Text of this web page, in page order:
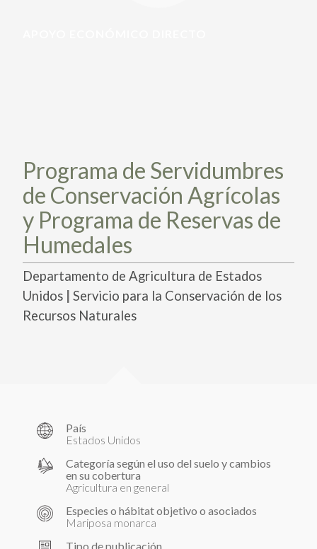
Programa de Servidumbres
de Conservación Agrícolas
y Programa de Reservas de
Humedales
Departamento de Agricultura de Estados
Unidos | Servicio para la Conservación de los
Recursos Naturales
País
Estados Unidos
Categoría según el uso del suelo y cambios
en su cobertura
Agricultura en general
Especies o hábitat objetivo o asociados
Mariposa monarca
Tipo de publicación